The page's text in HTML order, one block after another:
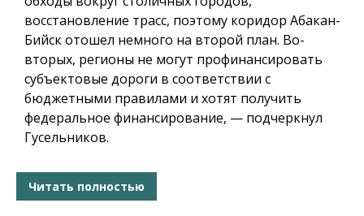
восстановление трасс, поэтому коридор Абакан-
Бийск отошел немного на второй план. Во-
вторых, регионы не могут профинансировать
субъектовые дороги в соответствии с
бюджетными правилами и хотят получить
федеральное финансирование, — подчеркнул
Гусельников.
Читать полностью